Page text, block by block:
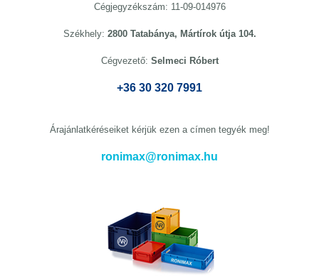
Cégjegyzékszám: 11-09-014976
Székhely: 2800 Tatabánya, Mártírok útja 104.
Cégvezető: Selmeci Róbert
+36 30 320 7991
Árajánlatkéréseiket kérjük ezen a címen tegyék meg!
ronimax@ronimax.hu